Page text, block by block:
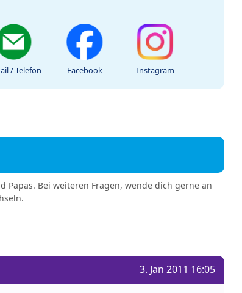
/ Telefon Facebook Instagram
Bei weiteren Fragen, wende dich gerne an
3. Jan 2011 16:05